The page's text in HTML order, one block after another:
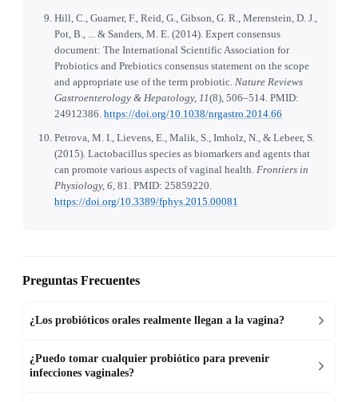
Hill, C., Guarner, F., Reid, G., Gibson, G. R., Merenstein, D. J.,
Pot, B., ... & Sanders, M. E. (2014). Expert consensus
document: The International Scientific Association for
Probiotics and Prebiotics consensus statement on the scope
and appropriate use of the term probiotic. Nature Reviews
Gastroenterology & Hepatology, 11(8), 506–514. PMID:
24912386. https://doi.org/10.1038/nrgastro.2014.66
Petrova, M. I., Lievens, E., Malik, S., Imholz, N., & Lebeer, S.
(2015). Lactobacillus species as biomarkers and agents that
can promote various aspects of vaginal health. Frontiers in
Physiology, 6, 81. PMID: 25859220.
https://doi.org/10.3389/fphys.2015.00081
Preguntas Frecuentes
¿Los probióticos orales realmente llegan a la vagina?
¿Puedo tomar cualquier probiótico para prevenir
infecciones vaginales?